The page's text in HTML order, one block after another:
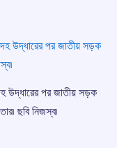
উদ্ধারের পর জাতীয় সড়ক
ছবি নিজস্ব৷